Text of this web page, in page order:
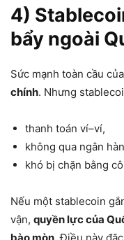
4)
bẩy ngoài
Sức mạnh toàn cầu
chính. Nhưng
thanh toán ví–ví,
không qua ngân
khó bị chặn bằng
Nếu một stablecoin
vận, quyền lực của